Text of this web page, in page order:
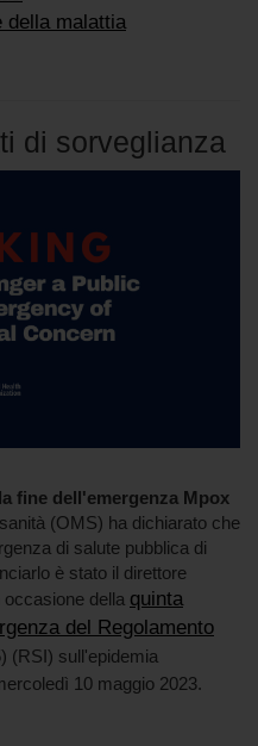
della malattia
di sorveglianza
fine dell'emergenza Mpox
(OMS) ha dichiarato che
di salute pubblica di
è stato il direttore
della quinta
del Regolamento
(RSI) sull'epidemia
10 maggio 2023.